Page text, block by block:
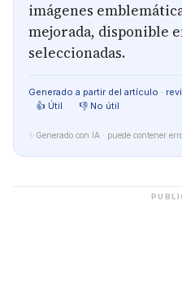
imágenes
mejorada, disponible
seleccionadas.
Generado a partir del artículo ·
👍 Útil
👎 No útil
✨ Generado con IA · puede contener